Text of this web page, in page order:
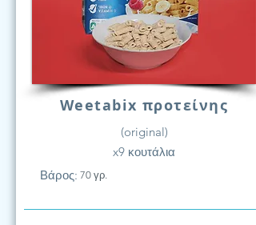
Weetabix προτείνης
(original)
x9 κουτάλια
Βάρος: 70 γρ.